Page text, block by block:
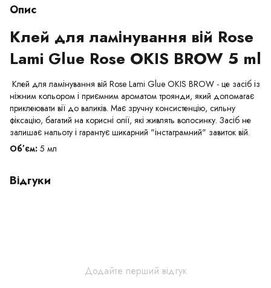
Опис
Клей для ламінування вій Rose
Lami Glue Rose OKIS BROW 5 ml
Клей для ламінування вій Rose Lami Glue OKIS BROW - це засіб із
ніжним кольором і приємним ароматом троянди, який допомагає
приклеювати вії до валиків. Має зручну консистенцію, сильну
фіксацію, багатий на корисні олії, які живлять волосинку. Засіб не
залишає нальоту і гарантує шикарний "інстаграмний" завиток вій.
Обʼєм: 5 мл
Відгуки
Додайте перший відгук